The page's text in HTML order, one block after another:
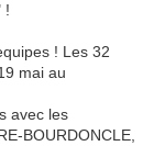
!
! Les 32
mai au
avec les
BOURDONCLE,